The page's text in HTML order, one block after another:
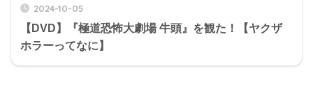
2024-10-05
【DVD】『極道恐怖大劇場 牛頭』を観た！【ヤクザ
ホラーってなに】